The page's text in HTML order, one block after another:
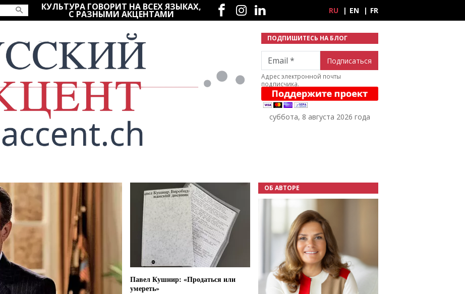
КУЛЬТУРА ГОВОРИТ НА ВСЕХ ЯЗЫКАХ,
С РАЗНЫМИ АКЦЕНТАМИ
Социальные сети
RU EN FR
ПОДПИШИТЕСЬ НА БЛОГ
Email
Адрес электронной почты
подписчика.
суббота, 8 августа 2026 года
Павел Кушнир: «Продаться или
умереть»
ОБ АВТОРЕ